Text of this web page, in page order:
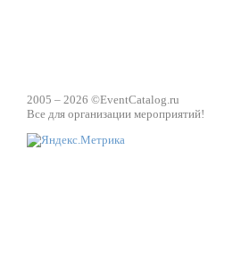
2005 – 2026 ©EventCatalog.ru
Все для организации мероприятий!